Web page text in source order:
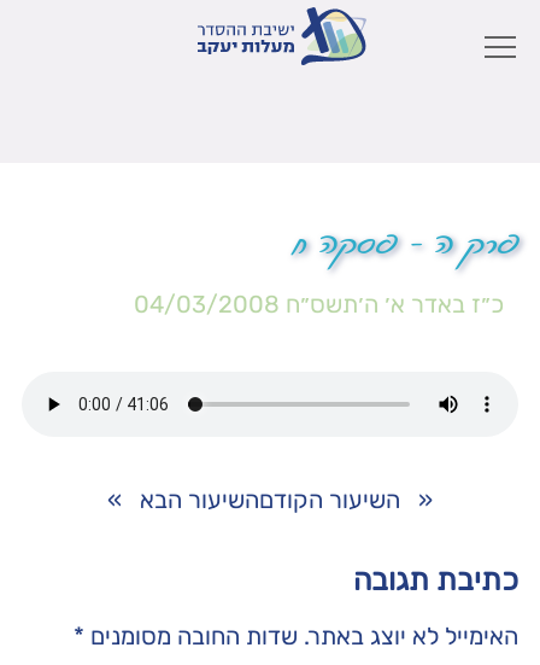
פרק ה – פסקה ח
כ״ז באדר א׳ ה׳תשס״ח 04/03/2008
« השיעור הקודםהשיעור הבא »
כתיבת תגובה
האימייל לא יוצג באתר. שדות החובה מסומנים *